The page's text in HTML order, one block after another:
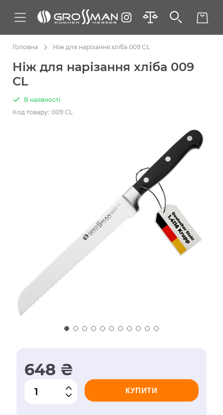
Головна Ніж для нарізання хліба 009 CL
Ніж для нарізання хліба 009
CL
В наявності
Код товару: 009 CL
648 ₴
КУПИТИ